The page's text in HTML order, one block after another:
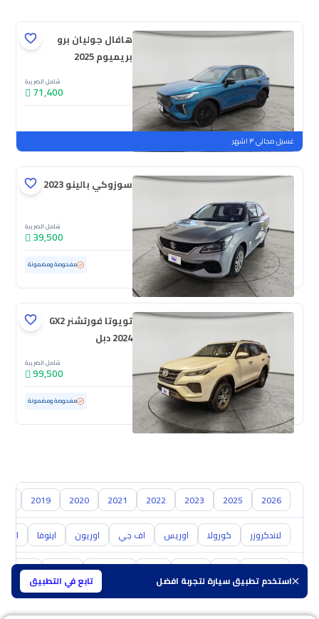
استخدم تطبيق سيارة لتجربة افضل تابع في التطبيق
هافال جوليان برو
بريميوم 2025
شامل الضريبة
71,400
جديدة
ملوحة
غسيل مجاني ٣ اشهر
سوزوكي بالينو GL 2023
شامل الضريبة
39,500
مستعملة 69,181 كم مفحوصة ومضمونة
تويوتا فورتشنر GX2
2024 دبل
شامل الضريبة
99,500
مستعملة 47,714 كم ممشى قليل مفحوصة ومضمونة
2026
2025
2023
2022
2021
2020
2019
لاندكروزر كورولا اوريس اف جي اوريون اينوفا ايكو
سوزوكي هافال GAC